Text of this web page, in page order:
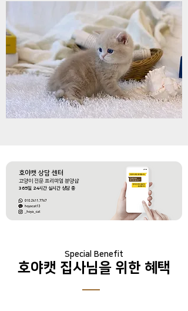
호야캣 상담 센터
​고양이 전문 프리미엄 분양샵
365일 24시간 실시간 상담 중
Special Benefit
호야캣 집사님을 위한 혜택